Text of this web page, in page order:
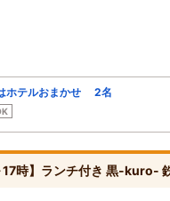
ホテルおまかせ 2名
17時】ランチ付き 黒-kuro-